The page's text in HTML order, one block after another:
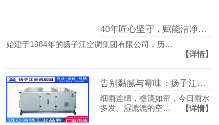
40年匠心坚守，赋能洁净空气未来
始建于1984年的扬子江空调集团有限公司，历…
【详情】
告别黏腻与霉味：扬子江空调的梅雨季舒适生活指南
细雨连绵，檐滴如帘，今日雨水
多发。湿漉漉的空…
【详情】